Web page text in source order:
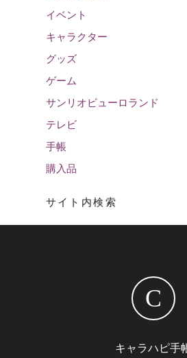
イベント
キャラクター
グッズ
ゲーム
サンリオピューロランド
テレビ
手帳
購入品
サイト内検索
C
キャラハピ手